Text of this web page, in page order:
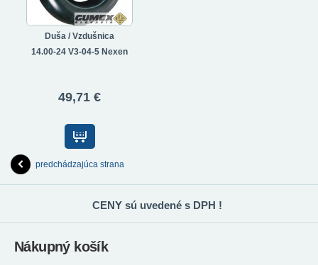
Duša / Vzdušnica
14.00-24 V3-04-5 Nexen
49,71 €
predchádzajúca strana
CENY sú uvedené s DPH !
Nákupný košík